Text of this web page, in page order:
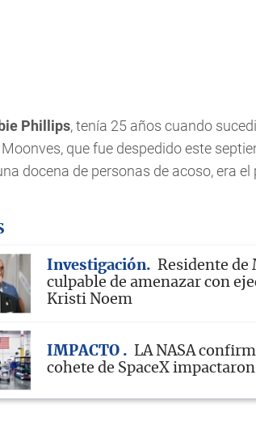
Phillips, tenía 25 años cuando
que fue despedido este
docena de personas de acoso, era el
Investigación
Residente de
culpable de amenazar con
Kristi Noem
IMPACTO
LA NASA
cohete de SpaceX